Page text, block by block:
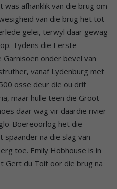
afhanklik van die brug om
van die brug het tot
gelei, terwyl daar gewag
Tydens die Eerste
onder bevel van
vanaf Lydenburg met
osse deur die ou drif
maar hulle teen die Groot
daar wag vir daardie rivier
Boereoorlog het die
na die slag van
toe. Emily Hobhouse is in
Gert du Toit oor die brug na